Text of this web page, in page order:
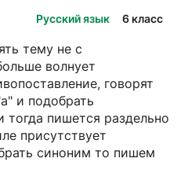
Русский язык 6 класс
тему не с
волнует
говорят
и подобрать
тогда пишется раздельно
присутствует
синоним то пишем